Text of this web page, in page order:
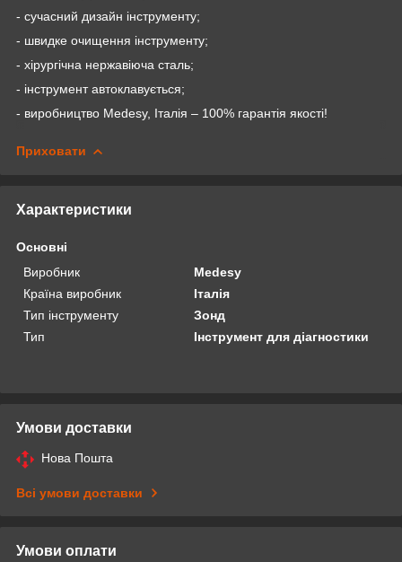
- сучасний дизайн інструменту;
- швидке очищення інструменту;
- хірургічна нержавіюча сталь;
- інструмент автоклавується;
- виробництво Medesy, Італія – 100% гарантія якості!
Приховати
Характеристики
Основні
Виробник
Medesy
Країна виробник
Італія
Тип інструменту
Зонд
Тип
Інструмент для діагностики
Умови доставки
Нова Пошта
Всі умови доставки
Умови оплати